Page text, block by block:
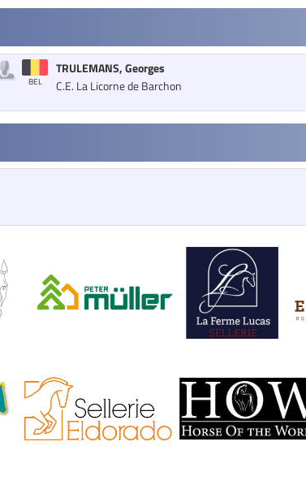
BEL
TRULEMANS, Georges
C.E. La Licorne de Barchon